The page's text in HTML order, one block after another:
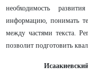
необходимость
информацию, понимать
между частями текста.
позволит подготовить